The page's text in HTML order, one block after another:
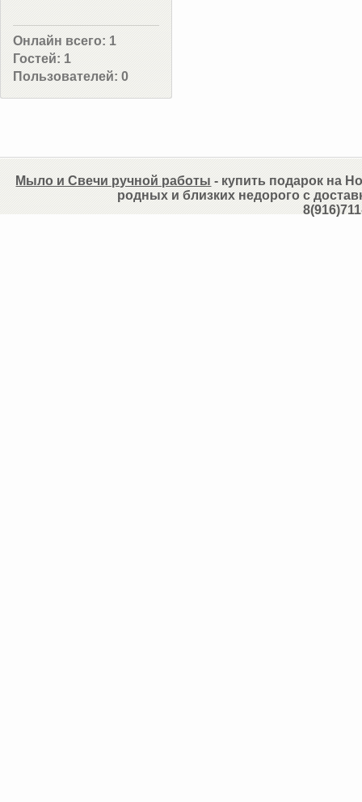
Онлайн всего: 1
Гостей: 1
Пользователей: 0
Мыло и Свечи ручной работы - купить подарок на
родных и близких недорого с